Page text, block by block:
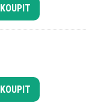
KOUPIT
KOUPIT